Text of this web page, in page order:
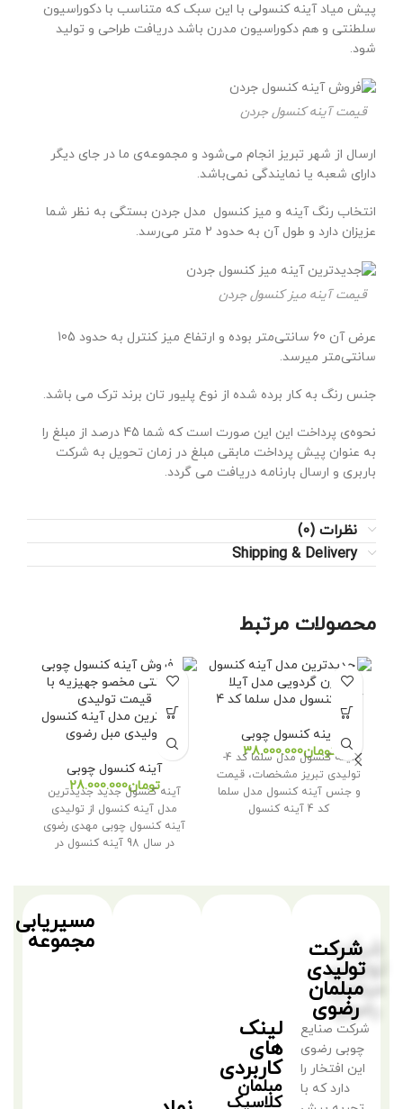
پیش میاد آینه کنسولی با این سبک که متناسب با دکوراسیون
سلطنتی و هم دکوراسیون مدرن باشد دریافت طراحی و تولید
شود.
قیمت آینه کنسول جردن
ارسال از شهر تبریز انجام می‌شود و مجموعه‌ی ما در جای دیگر
دارای شعبه یا نمایندگی نمی‌باشد.
انتخاب رنگ آینه و میز کنسول مدل جردن بستگی به نظر شما
عزیزان دارد و طول آن به حدود 2 متر می‌رسد.
قیمت آینه میز کنسول جردن
عرض آن 60 سانتی‌متر بوده و ارتفاع میز کنترل به حدود 105
سانتی‌متر میرسد.
جنس رنگ به کار برده شده از نوع پلیور تان برند ترک می باشد.
نحوه‌ی پرداخت این این صورت است که شما 45 درصد از مبلغ را
به عنوان پیش پرداخت مابقی مبلغ در زمان تحویل به شرکت
باربری و ارسال بارنامه دریافت می گردد.
نظرات (0)
Shipping & Delivery
محصولات مرتبط
آینه کنسول مدل سلما کد 4
آینه کنسول چوبی
تومان
آینه کنسول مدل سلما کد 4-
تولیدی تبریز مشخصات، قیمت
و جنس آینه کنسول مدل سلما
کد 4 آینه کنسول
جدیدترین مدل آینه کنسول
تولیدی مبل رضوی
آینه کنسول چوبی
تومان
آینه کنسول جدید جدیدترین
مدل آینه کنسول از تولیدی
آینه کنسول چوبی مهدی رضوی
در سال 98 آینه کنسول در
شرکت
تولیدی
مبلمان
رضوی
شرکت صنایع
چوبی رضوی
این افتخار را
دارد که با
لینک
های
کاربردی
مبلمان
کلاسیک
مسیریابی
مجموعه